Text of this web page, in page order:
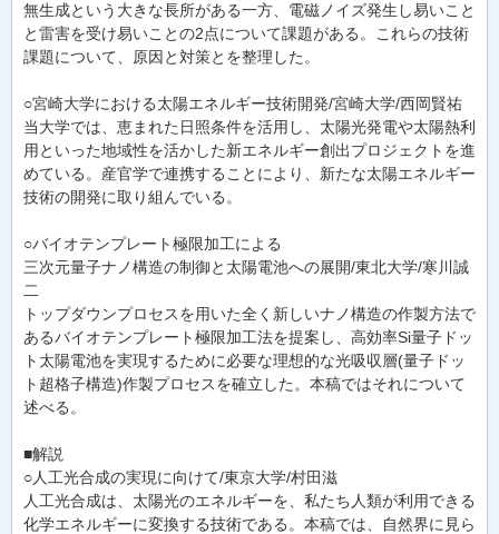
無生成という大きな長所がある一方、電磁ノイズ発生し易いこと
と雷害を受け易いことの2点について課題がある。これらの技術
課題について、原因と対策とを整理した。
○宮崎大学における太陽エネルギー技術開発/宮崎大学/西岡賢祐
当大学では、恵まれた日照条件を活用し、太陽光発電や太陽熱利
用といった地域性を活かした新エネルギー創出プロジェクトを進
めている。産官学で連携することにより、新たな太陽エネルギー
技術の開発に取り組んでいる。
○バイオテンプレート極限加工による
三次元量子ナノ構造の制御と太陽電池への展開/東北大学/寒川誠
二
トップダウンプロセスを用いた全く新しいナノ構造の作製方法で
あるバイオテンプレート極限加工法を提案し、高効率Si量子ドッ
ト太陽電池を実現するために必要な理想的な光吸収層(量子ドッ
ト超格子構造)作製プロセスを確立した。本稿ではそれについて
述べる。
■解説
○人工光合成の実現に向けて/東京大学/村田滋
人工光合成は、太陽光のエネルギーを、私たち人類が利用できる
化学エネルギーに変換する技術である。本稿では、自然界に見ら